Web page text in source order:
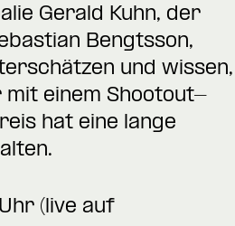
Gerald Kuhn, der
Bengtsson,
und wissen,
mit einem Shootout-
hat eine lange
(live auf